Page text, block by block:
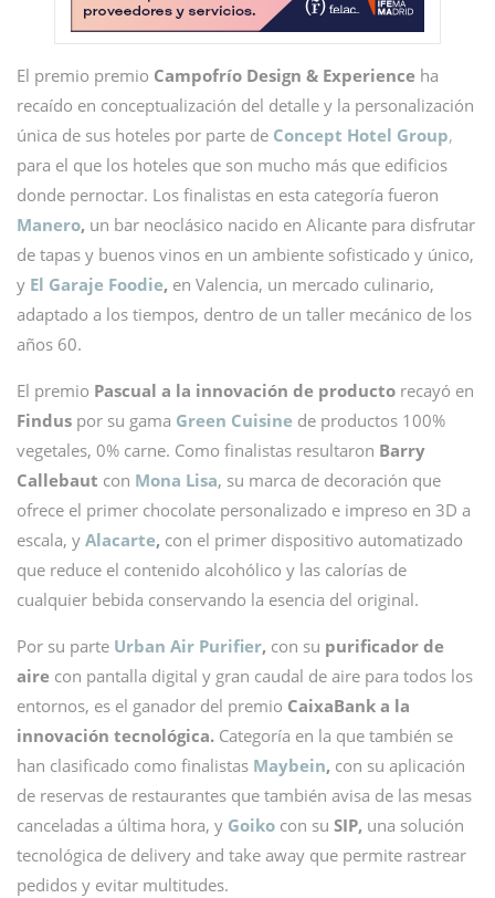
El premio premio Campofrío Design & Experience ha
recaído en conceptualización del detalle y la personalización
única de sus hoteles por parte de Concept Hotel Group,
para el que los hoteles que son mucho más que edificios
donde pernoctar. Los finalistas en esta categoría fueron
Manero, un bar neoclásico nacido en Alicante para disfrutar
de tapas y buenos vinos en un ambiente sofisticado y único,
y El Garaje Foodie, en Valencia, un mercado culinario,
adaptado a los tiempos, dentro de un taller mecánico de los
años 60.
El premio Pascual a la innovación de producto recayó en
Findus por su gama Green Cuisine de productos 100%
vegetales, 0% carne. Como finalistas resultaron Barry
Callebaut con Mona Lisa, su marca de decoración que
ofrece el primer chocolate personalizado e impreso en 3D a
escala, y Alacarte, con el primer dispositivo automatizado
que reduce el contenido alcohólico y las calorías de
cualquier bebida conservando la esencia del original.
Por su parte Urban Air Purifier, con su purificador de
aire con pantalla digital y gran caudal de aire para todos los
entornos, es el ganador del premio CaixaBank a la
innovación tecnológica. Categoría en la que también se
han clasificado como finalistas Maybein, con su aplicación
de reservas de restaurantes que también avisa de las mesas
canceladas a última hora, y Goiko con su SIP, una solución
tecnológica de delivery and take away que permite rastrear
pedidos y evitar multitudes.